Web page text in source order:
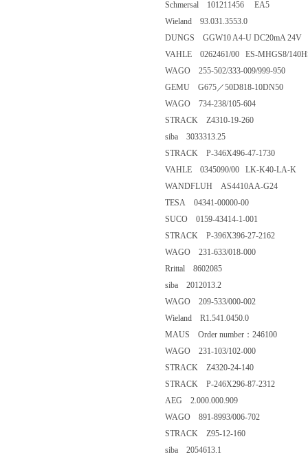
Schmersal 101211456 EA5
Wieland 93.031.3553.0
DUNGS GGW10 A4-U DC20mA 24V
VAHLE 0262461/00 ES-MHGS8/
WAGO 255-502/333-009/999-950
GEMU G675／50D818-10DN50
WAGO 734-238/105-604
STRACK Z4310-19-260
siba 3033313.25
STRACK P-346X496-47-1730
VAHLE 0345090/00 LK-K40-LA-K
WANDFLUH AS4410AA-G24
TESA 04341-00000-00
SUCO 0159-43414-1-001
STRACK P-396X396-27-2162
WAGO 231-633/018-000
Rrittal 8602085
siba 2012013.2
WAGO 209-533/000-002
Wieland R1.541.0450.0
MAUS Order number：246100
WAGO 231-103/102-000
STRACK Z4320-24-140
STRACK P-246X296-87-2312
AEG 2.000.000.909
WAGO 891-8993/006-702
STRACK Z95-12-160
siba 2054613.1